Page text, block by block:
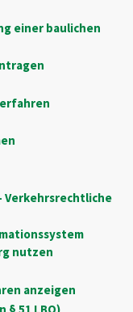
einer baulichen
nutzen
anzeigen